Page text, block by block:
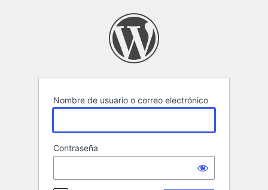
Nombre de usuario o correo electrónico
Contraseña